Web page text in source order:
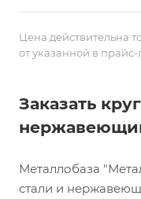
Цена действительна
от указанной в прайс-
Заказать
Металлобаза
стали и